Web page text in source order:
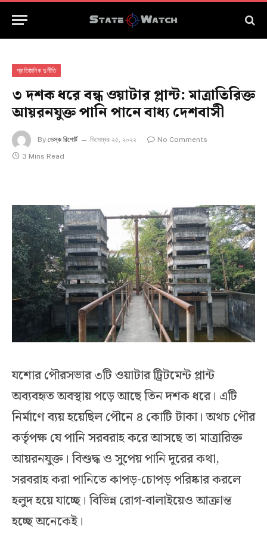
প্রাতিষ্ঠানিক দুর্নীতি
৩ দশক ধরে বন্ধ ওয়াটার প্লান্ট: মাত্রাতিরিক্ত
আয়রনযুক্ত পানি পানে বাধ্য দেশবাসী
By ডেস্ক রিপোর্ট ডিসেম্বর ২৫, ২০২২
No Comments
3 Mins Read
যশোর পৌরসভার ৩টি ওয়াটার ট্রিটমেন্ট প্লান্ট
অব্যবহৃত অবস্থায় পড়ে আছে তিন দশক ধরে। এটি
নির্মাণে ব্যয় হয়েছিল পৌনে ৪ কোটি টাকা। অথচ পৌর
কর্তৃপক্ষ যে পানি সরবরাহ করে আসছে তা মাত্রারিক্ত
আয়রনযুক্ত। বিশুদ্ধ ও সুপেয় পানি দূরের কথা,
সরবরাহ করা পানিতে কাপড়-চোপড় পরিষ্কার করলে
হলুদ হয়ে যাচ্ছে। বিভিন্ন রোগ-বালাইয়েও আক্রান্ত
হচ্ছে অনেকেই।